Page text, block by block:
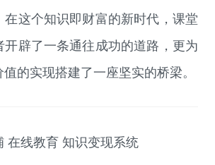
在这个知识即财富的新时代，课堂
开辟了一条通往成功的道路，更为
的实现搭建了一座坚实的桥梁。
在线教育 知识变现系统